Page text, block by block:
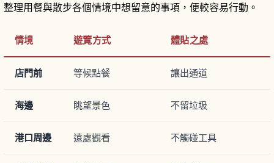
整理用餐與散步各個情境中想留意的事項，便較容易行動。
情境 遊覽方式 體貼之處
店門前 等候點餐 讓出通道
海邊 眺望景色 不留垃圾
港口周邊 遠處觀看 不觸碰工具